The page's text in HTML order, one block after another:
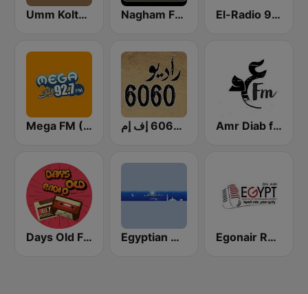
Umm Kolthoum راديو أم كلثوم Nagham FM 105.3 (نغم إف إم) El-Radio‎ 9090 (الراديو٩٠٩٠)
Mega FM (ميجا إف إم) راديو 6060 إف إم Amr Diab fm عمرو دياب
Days Old FM Egyptian Holy Quran Radio (اذاعه القرآن الكريم المصريه) Egonair Radio (راديو مصر على الهوا)